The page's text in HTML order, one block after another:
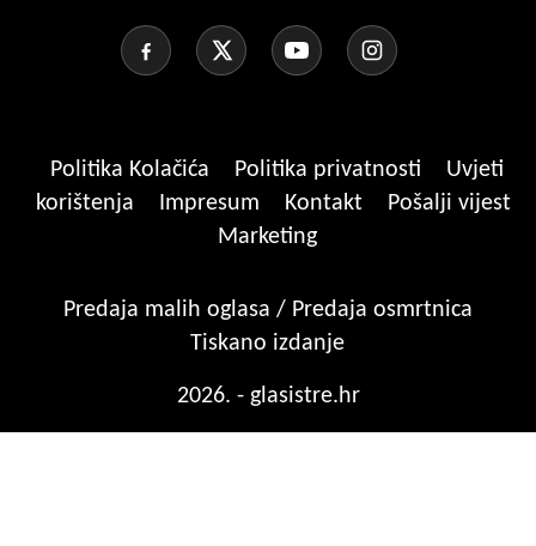
Politika Kolačića Politika privatnosti
Uvjeti
korištenja
Impresum Kontakt
Pošalji vijest
Marketing
Predaja malih oglasa / Predaja osmrtnica
Tiskano izdanje
2026. - glasistre.hr